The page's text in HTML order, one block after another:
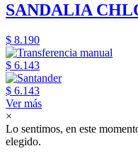
SANDALIA
$ 8.190
$ 6.143
$ 6.143
Ver más
×
Lo sentimos, en este
elegido.